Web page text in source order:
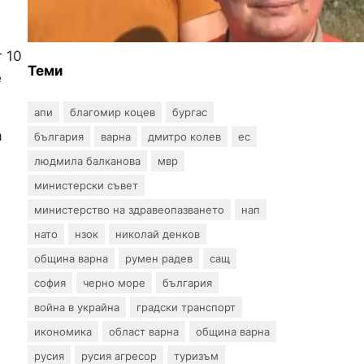
10
могат да се издават онлайн
Теми
апи благомир коцев
бургас
българия
варна дмитро колев
ес
людмила балканова
мвр
министерски съвет
министерство на здравеопазването
нап
нато
нзок
николай денков
община варна
румен радев
сащ
софия
черно море
българия
война в украйна
градски транспорт
икономика
област варна
община варна
русия
русия агресор туризъм